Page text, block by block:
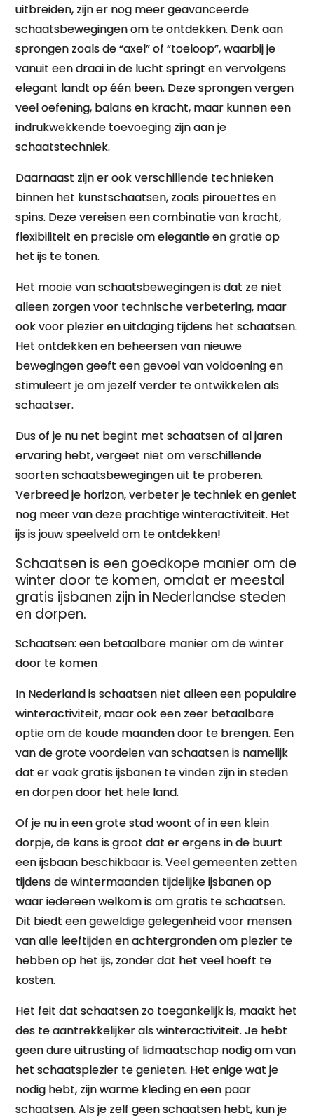
uitbreiden, zijn er nog meer geavanceerde
schaatsbewegingen om te ontdekken. Denk aan
sprongen zoals de “axel” of “toeloop”, waarbij je
vanuit een draai in de lucht springt en vervolgens
elegant landt op één been. Deze sprongen vergen
veel oefening, balans en kracht, maar kunnen een
indrukwekkende toevoeging zijn aan je
schaatstechniek.
Daarnaast zijn er ook verschillende technieken
binnen het kunstschaatsen, zoals pirouettes en
spins. Deze vereisen een combinatie van kracht,
flexibiliteit en precisie om elegantie en gratie op
het ijs te tonen.
Het mooie van schaatsbewegingen is dat ze niet
alleen zorgen voor technische verbetering, maar
ook voor plezier en uitdaging tijdens het schaatsen.
Het ontdekken en beheersen van nieuwe
bewegingen geeft een gevoel van voldoening en
stimuleert je om jezelf verder te ontwikkelen als
schaatser.
Dus of je nu net begint met schaatsen of al jaren
ervaring hebt, vergeet niet om verschillende
soorten schaatsbewegingen uit te proberen.
Verbreed je horizon, verbeter je techniek en geniet
nog meer van deze prachtige winteractiviteit. Het
ijs is jouw speelveld om te ontdekken!
Schaatsen is een goedkope manier om de
winter door te komen, omdat er meestal
gratis ijsbanen zijn in Nederlandse steden
en dorpen.
Schaatsen: een betaalbare manier om de winter
door te komen
In Nederland is schaatsen niet alleen een populaire
winteractiviteit, maar ook een zeer betaalbare
optie om de koude maanden door te brengen. Een
van de grote voordelen van schaatsen is namelijk
dat er vaak gratis ijsbanen te vinden zijn in steden
en dorpen door het hele land.
Of je nu in een grote stad woont of in een klein
dorpje, de kans is groot dat er ergens in de buurt
een ijsbaan beschikbaar is. Veel gemeenten zetten
tijdens de wintermaanden tijdelijke ijsbanen op
waar iedereen welkom is om gratis te schaatsen.
Dit biedt een geweldige gelegenheid voor mensen
van alle leeftijden en achtergronden om plezier te
hebben op het ijs, zonder dat het veel hoeft te
kosten.
Het feit dat schaatsen zo toegankelijk is, maakt het
des te aantrekkelijker als winteractiviteit. Je hebt
geen dure uitrusting of lidmaatschap nodig om van
het schaatsplezier te genieten. Het enige wat je
nodig hebt, zijn warme kleding en een paar
schaatsen. Als je zelf geen schaatsen hebt, kun je